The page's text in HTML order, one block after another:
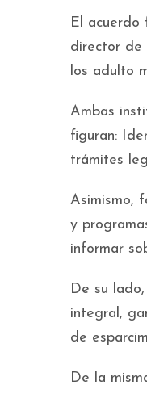
El acuerdo
director de
los adulto
Ambas
figuran:
trámites
Asimismo,
y
informar
De su
integral,
de
De la